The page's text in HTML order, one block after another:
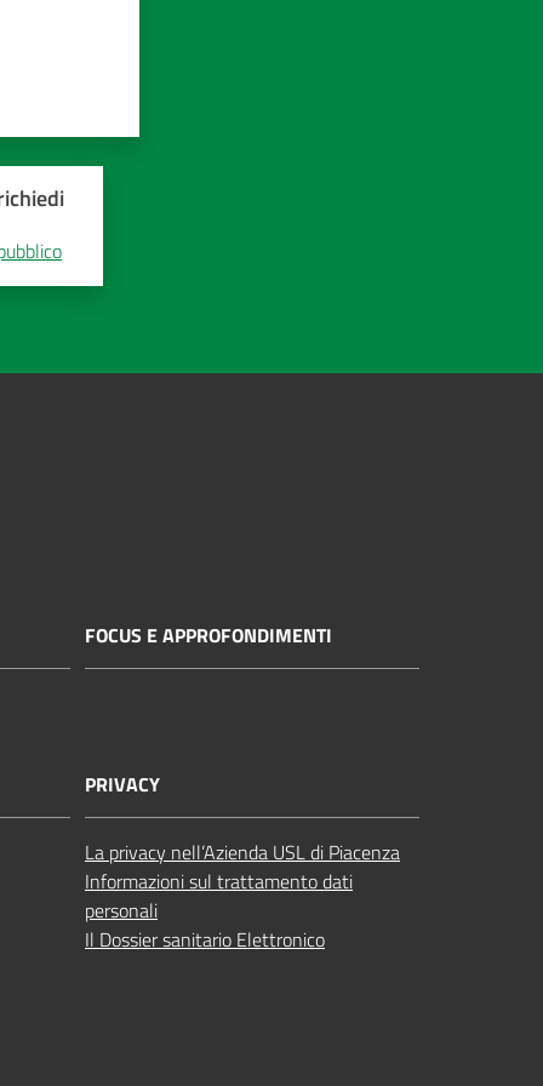
FOCUS E APPROFONDIMENTI
PRIVACY
La privacy nell’Azienda USL di Piacenza
Informazioni sul trattamento dati
personali
Il Dossier sanitario Elettronico